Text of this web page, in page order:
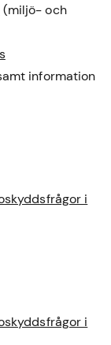
(miljö- och
information
i
i